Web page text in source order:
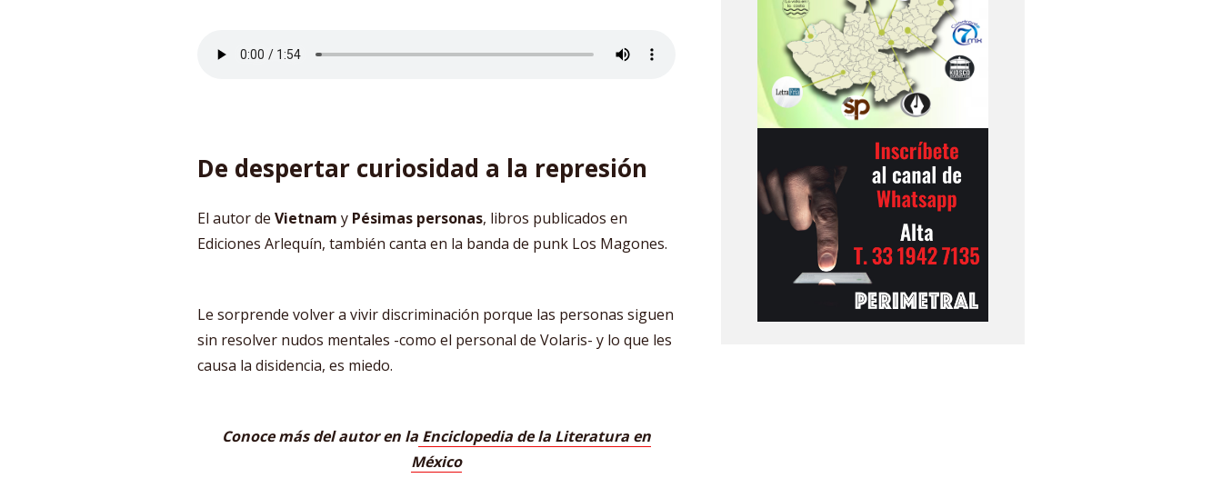
De despertar curiosidad a la represión
El autor de Vietnam y Pésimas personas, libros publicados en
Ediciones Arlequín, también canta en la banda de punk Los Magones.
Le sorprende volver a vivir discriminación porque las personas siguen
sin resolver nudos mentales -como el personal de Volaris- y lo que les
causa la disidencia, es miedo.
Conoce más del autor en la Enciclopedia de la Literatura en
México